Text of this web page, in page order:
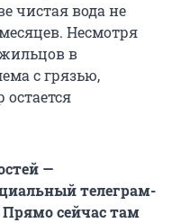
чистая вода не
Несмотря
в
с грязью,
—
телеграм-
Прямо сейчас там